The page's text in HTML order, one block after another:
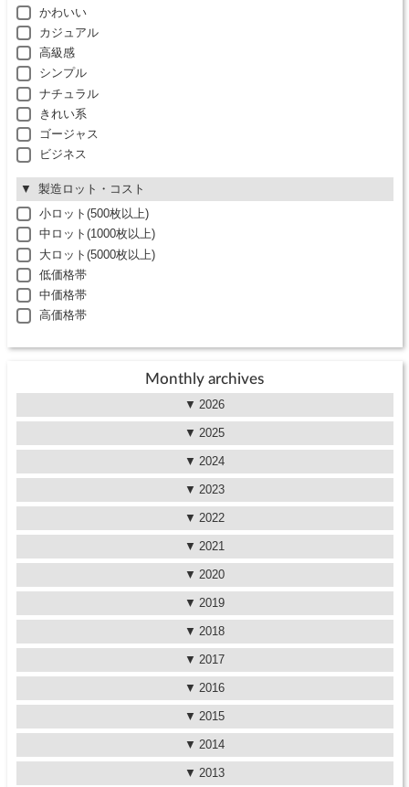
かわいい
カジュアル
高級感
シンプル
ナチュラル
きれい系
ゴージャス
ビジネス
製造ロット・コスト
小ロット(500枚以上)
中ロット(1000枚以上)
大ロット(5000枚以上)
低価格帯
中価格帯
高価格帯
Monthly archives
2026
2025
2024
2023
2022
2021
2020
2019
2018
2017
2016
2015
2014
2013